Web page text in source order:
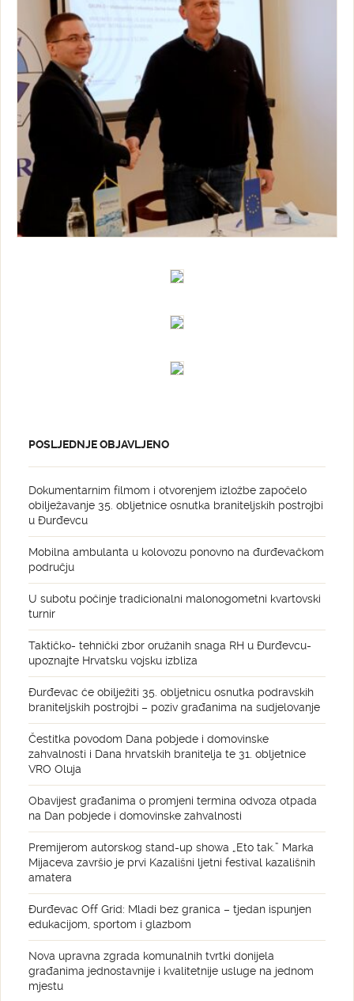
POSLJEDNJE OBJAVLJENO
Dokumentarnim filmom i otvorenjem izložbe započelo
obilježavanje 35. obljetnice osnutka braniteljskih postrojbi
u Đurđevcu
Mobilna ambulanta u kolovozu ponovno na đurđevačkom
području
U subotu počinje tradicionalni malonogometni kvartovski
turnir
Taktičko- tehnički zbor oružanih snaga RH u Đurđevcu-
upoznajte Hrvatsku vojsku izbliza
Đurđevac će obilježiti 35. obljetnicu osnutka podravskih
braniteljskih postrojbi – poziv građanima na sudjelovanje
Čestitka povodom Dana pobjede i domovinske
zahvalnosti i Dana hrvatskih branitelja te 31. obljetnice
VRO Oluja
Obavijest građanima o promjeni termina odvoza otpada
na Dan pobjede i domovinske zahvalnosti
Premijerom autorskog stand-up showa „Eto tak.” Marka
Mijaceva završio je prvi Kazališni ljetni festival kazališnih
amatera
Đurđevac Off Grid: Mladi bez granica – tjedan ispunjen
edukacijom, sportom i glazbom
Nova upravna zgrada komunalnih tvrtki donijela
građanima jednostavnije i kvalitetnije usluge na jednom
mjestu